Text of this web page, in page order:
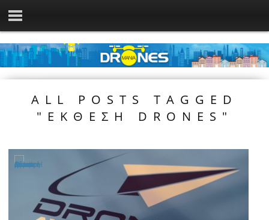
ALL POSTS TAGGED
"ΕΚΘΕΣΗ DRONES"